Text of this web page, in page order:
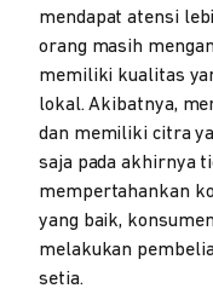
mendapat atensi
orang masih
memiliki kualitas
lokal. Akibatnya,
dan memiliki citra
saja pada akhirnya
mempertahankan
yang baik,
melakukan
setia.